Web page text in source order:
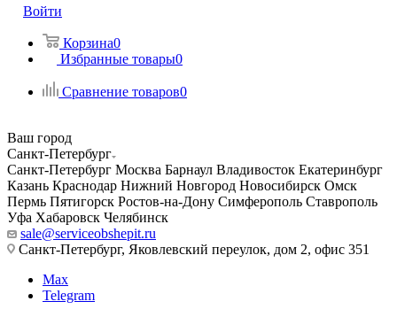
Войти
Корзина0
Избранные товары0
Сравнение товаров0
Ваш город
Санкт-Петербург
Санкт-Петербург Москва Барнаул Владивосток Екатеринбург
Казань Краснодар Нижний Новгород Новосибирск Омск
Пермь Пятигорск Ростов-на-Дону Симферополь Ставрополь
Уфа Хабаровск Челябинск
sale@serviceobshepit.ru
Санкт-Петербург, Яковлевский переулок, дом 2, офис 351
Max
Telegram